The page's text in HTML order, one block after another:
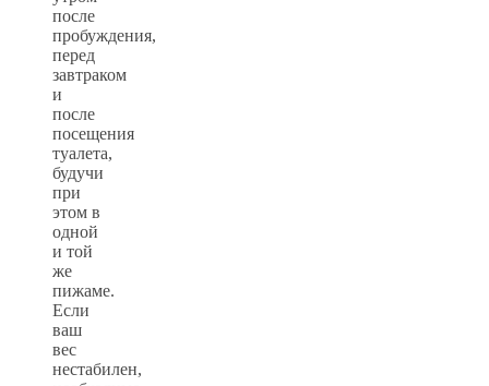
после
пробуждения,
перед
завтраком
и
после
посещения
туалета,
будучи
при
этом в
одной
и той
же
пижаме.
Если
ваш
вес
нестабилен,